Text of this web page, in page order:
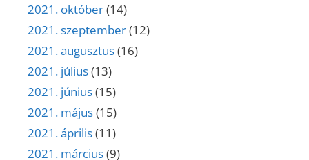
2021. október(14)
2021. szeptember(12)
2021. augusztus(16)
2021. július(13)
2021. június(15)
2021. május(15)
2021. április(11)
2021. március(9)